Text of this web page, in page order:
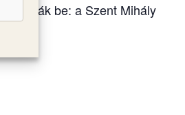
be: a Szent Mihály